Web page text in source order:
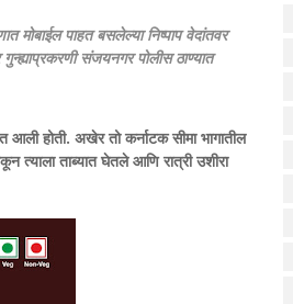
मोबाईल पाहत बसलेल्या निष्पाप वेदांतवर
संजयनगर पोलीस ठाण्यात
आली होती. अखेर तो कर्नाटक सीमा भागातील
त्याला ताब्यात घेतले आणि रात्री उशीरा